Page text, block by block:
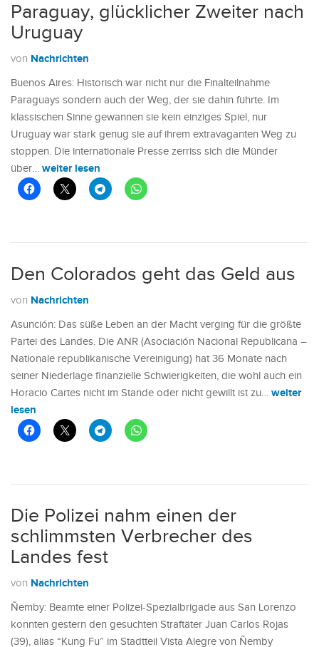
Paraguay, glücklicher Zweiter nach
Uruguay
von Nachrichten
Buenos Aires: Historisch war nicht nur die Finalteilnahme
Paraguays sondern auch der Weg, der sie dahin führte. Im
klassischen Sinne gewannen sie kein einziges Spiel, nur
Uruguay war stark genug sie auf ihrem extravaganten Weg zu
stoppen. Die internationale Presse zerriss sich die Münder
über… weiter lesen
Den Colorados geht das Geld aus
von Nachrichten
Asunción: Das süße Leben an der Macht verging für die größte
Partei des Landes. Die ANR (Asociación Nacional Republicana –
Nationale republikanische Vereinigung) hat 36 Monate nach
seiner Niederlage finanzielle Schwierigkeiten, die wohl auch ein
Horacio Cartes nicht im Stande oder nicht gewillt ist zu… weiter
lesen
Die Polizei nahm einen der
schlimmsten Verbrecher des
Landes fest
von Nachrichten
Ñemby: Beamte einer Polizei-Spezialbrigade aus San Lorenzo
konnten gestern den gesuchten Straftäter Juan Carlos Rojas
(39), alias “Kung Fu” im Stadtteil Vista Alegre von Ñemby